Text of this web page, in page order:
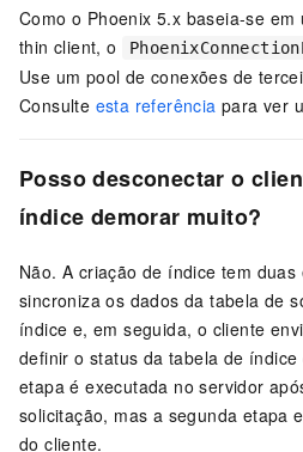
Como o Phoenix 5.x baseia-se
thin client, o
Use um pool de conexões de
Consulte esta referência para ver
Posso desconectar o
índice demorar muito?
Não. A criação de índice tem
sincroniza os dados da tabela de
índice e, em seguida, o cliente
definir o status da tabela de
etapa é executada no servidor
solicitação, mas a segunda etapa
do cliente.